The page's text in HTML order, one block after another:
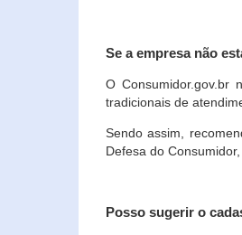
Se a empresa não
O Consumidor.gov.br
tradicionais de
Sendo assim,
Defesa do
Posso sugerir o